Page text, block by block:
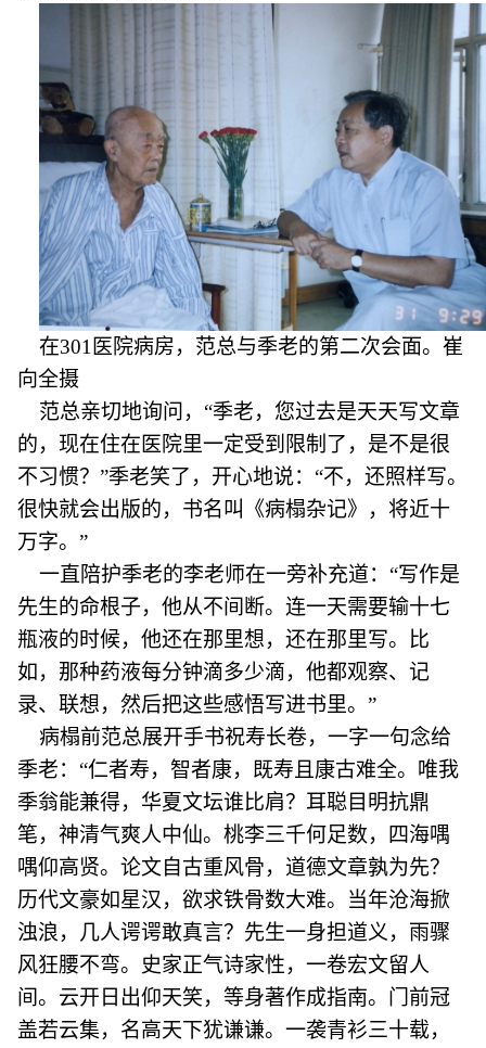
在301医院病房，范总与季老的第二次会面。崔
向全摄
范总亲切地询问，“季老，您过去是天天写文章
的，现在住在医院里一定受到限制了，是不是很
不习惯？”季老笑了，开心地说：“不，还照样写。
很快就会出版的，书名叫《病榻杂记》，将近十
万字。”
一直陪护季老的李老师在一旁补充道：“写作是
先生的命根子，他从不间断。连一天需要输十七
瓶液的时候，他还在那里想，还在那里写。比
如，那种药液每分钟滴多少滴，他都观察、记
录、联想，然后把这些感悟写进书里。”
病榻前范总展开手书祝寿长卷，一字一句念给
季老：“仁者寿，智者康，既寿且康古难全。唯我
季翁能兼得，华夏文坛谁比肩？耳聪目明抗鼎
笔，神清气爽人中仙。桃李三千何足数，四海喁
喁仰高贤。论文自古重风骨，道德文章孰为先？
历代文豪如星汉，欲求铁骨数大难。当年沧海掀
浊浪，几人谔谔敢真言？先生一身担道义，雨骤
风狂腰不弯。史家正气诗家性，一卷宏文留人
间。云开日出仰天笑，等身著作成指南。门前冠
盖若云集，名高天下犹谦谦。一袭青衫三十载，